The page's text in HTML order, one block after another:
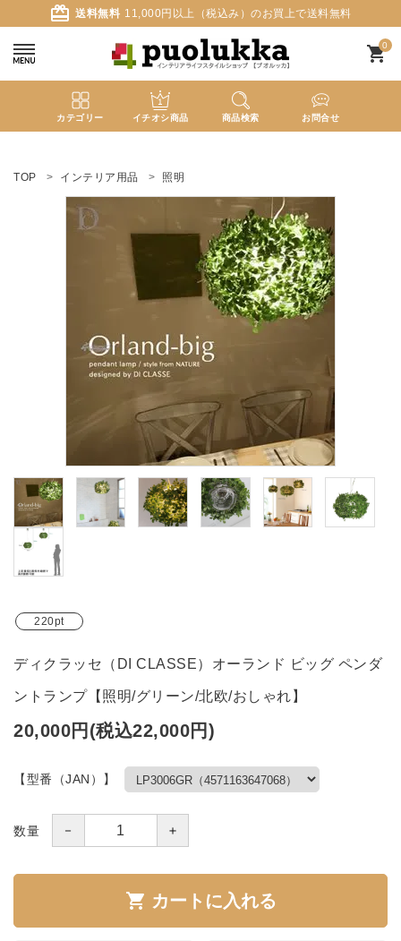
card_giftcard 送料無料 11,000円以上（税込み）のお買上で送料無料
0
shopping_cart
カテゴリー イチオシ商品 商品検索 お問合せ
ようこそ ゲスト 様
ログイン 新規会員登録
search
ガイドライン
TOP インテリア用品 照明
220pt
ディクラッセ（DI CLASSE）オーランド ビッグ ペンダ
ントランプ【照明/グリーン/北欧/おしゃれ】
20,000円(税込22,000円)
【型番（JAN）】
数量 － ＋
shopping_cart カートに入れる